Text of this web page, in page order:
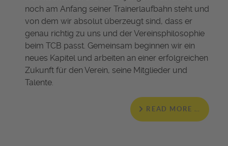
noch am Anfang seiner Trainerlaufbahn steht und
von dem wir absolut überzeugt sind, dass er
genau richtig zu uns und der Vereinsphilosophie
beim TCB passt. Gemeinsam beginnen wir ein
neues Kapitel und arbeiten an einer erfolgreichen
Zukunft für den Verein, seine Mitglieder und
Talente.
READ MORE …